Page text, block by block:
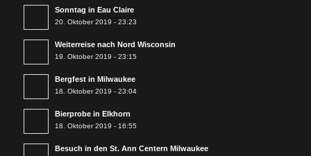
Sonntag in Eau Claire
20. Oktober 2019 - 23:23
Weiterreise nach Nord Wisconsin
19. Oktober 2019 - 23:15
Bergfest in Milwaukee
18. Oktober 2019 - 23:04
Bierprobe in Elkhorn
18. Oktober 2019 - 16:55
Besuch in den St. Ann Centern Milwaukee